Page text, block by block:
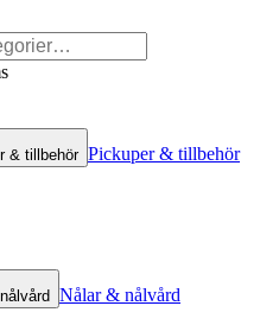
& tillbehör Pickuper & tillbehör
Nålar & nålvård